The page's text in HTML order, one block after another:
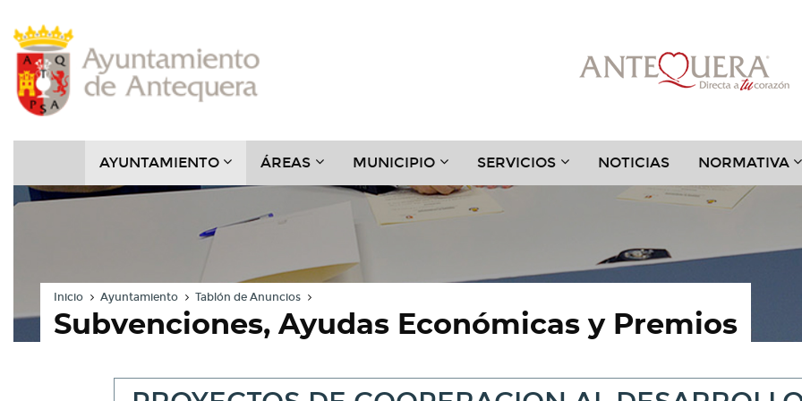
Cabecera
Pie
Menú
AYUNTAMIENTO???
ÁREAS???
MUNICIPIO???
SERVICIOS???
NOTICIAS NORMATIVA???
Inicio Ayuntamiento Tablón de Anuncios
Subvenciones, Ayudas Económicas y Premios